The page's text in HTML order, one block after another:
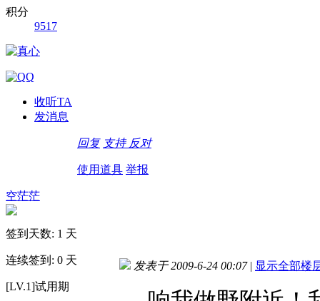
积分
9517
收听TA
发消息
回复 支持 反对
使用道具 举报
空茫茫
签到天数: 1 天
连续签到: 0 天
[LV.1]试用期
发表于 2009-6-24 00:07 | 显示全部楼